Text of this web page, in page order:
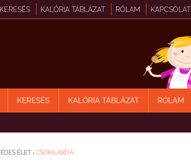
KERESÉS KALÓRIA TÁBLÁZAT RÓLAM KAPCSOLAT
KERESÉS KALÓRIA TÁBLÁZAT RÓLAM
ÉDES ÉLET › CSOKILABDA